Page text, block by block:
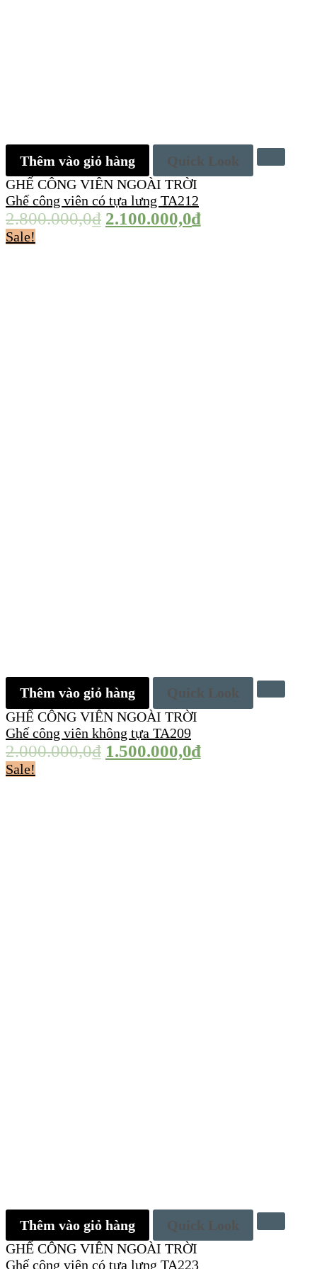
Thêm vào giỏ hàng
Quick Look
GHẾ CÔNG VIÊN NGOÀI TRỜI
Ghế công viên có tựa lưng TA212
2.800.000,0₫ 2.100.000,0₫
Sale!
Thêm vào giỏ hàng
Quick Look
GHẾ CÔNG VIÊN NGOÀI TRỜI
Ghế công viên không tựa TA209
2.000.000,0₫ 1.500.000,0₫
Sale!
Thêm vào giỏ hàng
Quick Look
GHẾ CÔNG VIÊN NGOÀI TRỜI
Ghế công viên có tựa lưng TA223